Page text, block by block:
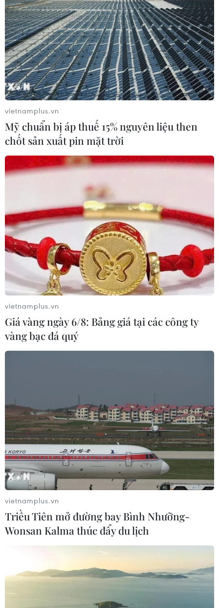
vietnamplus.vn
Mỹ chuẩn bị áp thuế 15% nguyên liệu then
chốt sản xuất pin mặt trời
vietnamplus.vn
Giá vàng ngày 6/8: Bảng giá tại các công ty
vàng bạc đá quý
vietnamplus.vn
Triều Tiên mở đường bay Bình Nhưỡng-
Wonsan Kalma thúc đẩy du lịch